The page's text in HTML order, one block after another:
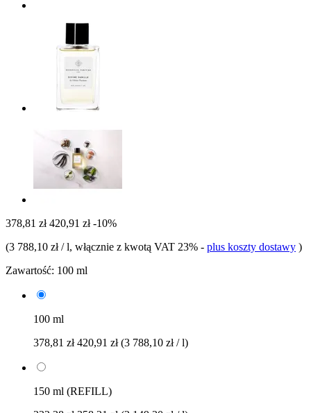
378,81 zł 420,91 zł -10%
(3 788,10 zł / l, włącznie z kwotą VAT 23% - plus koszty dostawy )
Zawartość: 100 ml
100 ml
378,81 zł420,91 zł (3 788,10 zł / l)
150 ml (REFILL)